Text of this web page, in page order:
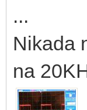
...
Nikada
na